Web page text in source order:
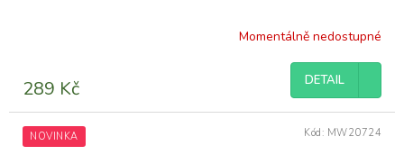
Momentálně nedostupné
289 Kč DETAIL
NOVINKA Kód: MW20724